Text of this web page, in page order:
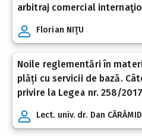
arbitraj comercial
Florian NIŢU
Noile reglementări în
plăți cu servicii de bază.
privire la Legea nr. 258/2017
Lect. univ. dr. Dan